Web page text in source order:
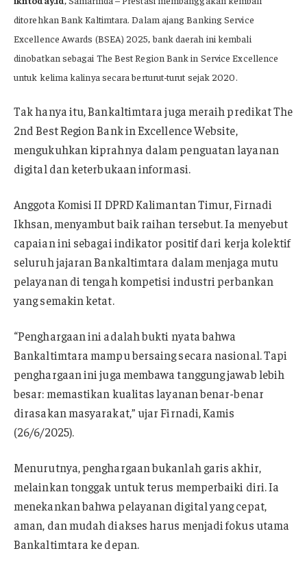
ditorehkan Bank Kaltimtara. Dalam ajang Banking Service
Excellence Awards (BSEA) 2025, bank daerah ini kembali
dinobatkan sebagai The Best Region Bank in Service Excellence
untuk kelima kalinya secara berturut-turut sejak 2020.
Tak hanya itu, Bankaltimtara juga meraih predikat The
2nd Best Region Bank in Excellence Website,
mengukuhkan kiprahnya dalam penguatan layanan
digital dan keterbukaan informasi.
Anggota Komisi II DPRD Kalimantan Timur, Firnadi
Ikhsan, menyambut baik raihan tersebut. Ia menyebut
capaian ini sebagai indikator positif dari kerja kolektif
seluruh jajaran Bankaltimtara dalam menjaga mutu
pelayanan di tengah kompetisi industri perbankan
yang semakin ketat.
“Penghargaan ini adalah bukti nyata bahwa
Bankaltimtara mampu bersaing secara nasional. Tapi
penghargaan ini juga membawa tanggung jawab lebih
besar: memastikan kualitas layanan benar-benar
dirasakan masyarakat,” ujar Firnadi, Kamis
(26/6/2025).
Menurutnya, penghargaan bukanlah garis akhir,
melainkan tonggak untuk terus memperbaiki diri. Ia
menekankan bahwa pelayanan digital yang cepat,
aman, dan mudah diakses harus menjadi fokus utama
Bankaltimtara ke depan.